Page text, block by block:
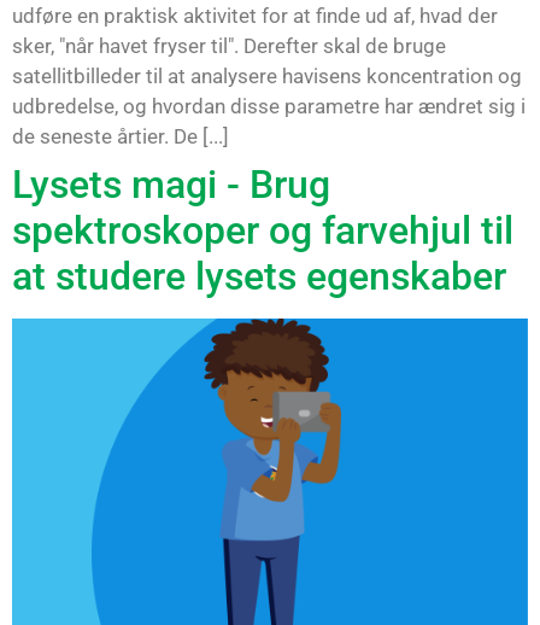
udføre en praktisk aktivitet for at finde ud af, hvad der
sker, "når havet fryser til". Derefter skal de bruge
satellitbilleder til at analysere havisens koncentration og
udbredelse, og hvordan disse parametre har ændret sig i
de seneste årtier. De [...]
Lysets magi - Brug
spektroskoper og farvehjul til
at studere lysets egenskaber